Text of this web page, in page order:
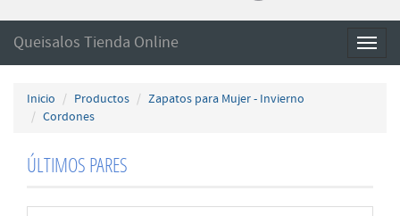
Queisalos Tienda Online
Inicio Productos
Zapatos para Mujer - Invierno
Cordones
ÚLTIMOS PARES